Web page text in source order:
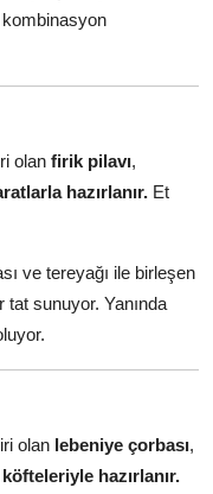
olan firik pilavı,
hazırlanır. Et
ve tereyağı ile birleşen
sunuyor. Yanında
olan lebeniye çorbası,
hazırlanır.